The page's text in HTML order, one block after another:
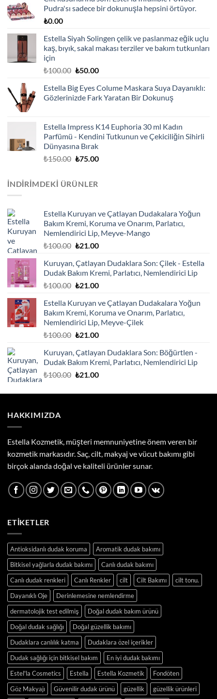
Pudra'sı sadece bir dokunuşla hepsini örtüyor.
₺0.00
Estella Siyah Solingen çelik ve paslanmaz eğik uçlu
kaş, bıyık, sakal makası terziler ve bakım tutkunları
için
₺100.00 Orijinal
₺100.00.
₺50.00Şu
fiyat:
₺50.00.
Estella Big Eyes Colume Maskara Suya Dayanıklı:
Gözlerinizde Fark Yaratan Bir Dokunuş
Estella Impress K14 Euphoria 30 ml Kadın
Parfümü - Kendini Tutkunun ve Çekiciliğin Sihirli
Dünyasına Bırak
₺150.00 Orijinal
₺75.00Şu
İNDIRIMDEKI ÜRÜNLER
Estella Kuruyan ve Çatlayan Dudakalara Yoğun
Bakım Kremi, Koruma ve Onarım, Parlatıcı,
Nemlendirici Lip, Meyve-Mango
₺100.00 Orijinal
₺100.00.
₺21.00Şu
fiyat:
₺21.00.
Kuruyan, Çatlayan Dudaklara Son: Çilek - Estella
Dudak Bakım Kremi, Parlatıcı, Nemlendirici Lip
₺100.00 Orijinal
₺100.00.
₺21.00Şu
fiyat:
₺21.00.
Estella Kuruyan ve Çatlayan Dudakalara Yoğun
Bakım Kremi, Koruma ve Onarım, Parlatıcı,
Nemlendirici Lip, Meyve-Çilek
₺100.00 Orijinal
₺100.00.
₺21.00Şu
fiyat:
₺21.00.
Kuruyan, Çatlayan Dudaklara Son: Böğürtlen -
Dudak Bakım Kremi, Parlatıcı, Nemlendirici Lip
₺100.00 Orijinal
₺100.00.
₺21.00Şu
fiyat:
HAKKIMIZDA
Estella Kozmetik, müşteri memnuniyetine önem veren bir
kozmetik markasıdır. Saç, cilt, makyaj ve vücut bakımı gibi
birçok alanda doğal ve kaliteli ürünler sunar.
ETIKETLER
Antioksidanlı dudak koruma
Aromatik dudak bakımı
Bitkisel yağlarla dudak bakımı
Canlı dudak bakımı
Canlı dudak renkleri
Canlı Renkler cilt Cilt Bakımı
cilt tonu.
Dayanıklı Oje
Derinlemesine nemlendirme
dermatolojik test edilmiş
Doğal dudak bakım ürünü
Doğal dudak sağlığı
Doğal güzellik bakımı
Dudaklara canlılık katma
Dudaklara özel içerikler
Dudak sağlığı için bitkisel bakım
En iyi dudak bakımı
Estel'la Cosmetics
Estella Estella Kozmetik
Fondöten
Göz Makyajı
Güvenilir dudak ürünü güzellik
güzellik ürünleri